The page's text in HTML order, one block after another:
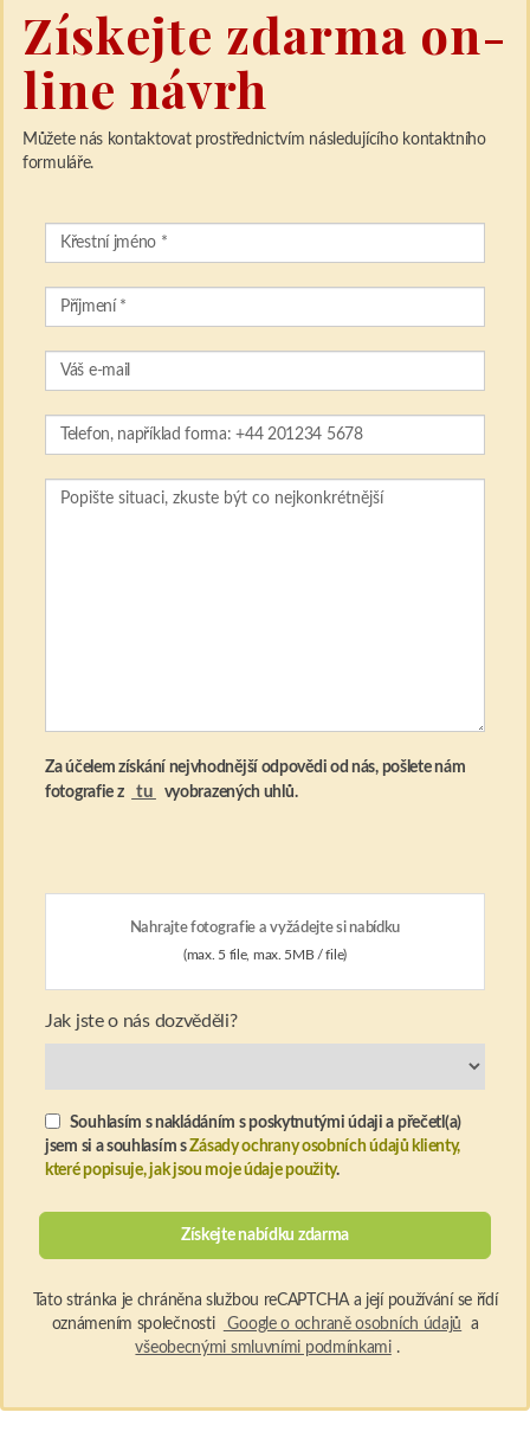
Získejte zdarma on-
line návrh
Můžete nás kontaktovat prostřednictvím následujícího kontaktního
formuláře.
Za účelem získání nejvhodnější odpovědi od nás, pošlete nám
fotografie z
tu vyobrazených uhlů.
Nahrajte fotografie a vyžádejte si nabídku
(max. 5 file, max. 5MB / file)
Jak jste o nás dozvěděli?
Souhlasím s nakládáním s poskytnutými údaji a přečetl(a)
jsem si a souhlasím sZásady ochrany osobních údajů klienty,
které popisuje, jak jsou moje údaje použity.
Tato stránka je chráněna službou reCAPTCHA a její používání se řídí
oznámením společnosti
Google o ochraně osobních údajů a
všeobecnými smluvními podmínkami.